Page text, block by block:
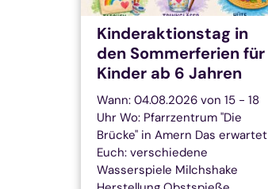
Kinderaktionstag in
den Sommerferien für
Kinder ab 6 Jahren
Wann: 04.08.2026 von 15 - 18
Uhr Wo: Pfarrzentrum "Die
Brücke" in Amern Das erwartet
Euch: verschiedene
Wasserspiele Milchshake